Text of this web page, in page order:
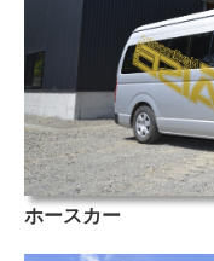
ホースカー